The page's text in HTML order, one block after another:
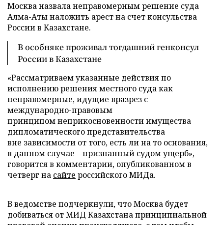
Москва назвала неправомерным решение суда
Алма-Аты наложить арест на счет консульства
России в Казахстане.
В особняке проживал тогдашний генконсул
России в Казахстане
«Рассматриваем указанные действия по
исполнению решения местного суда как
неправомерные, идущие вразрез с
международно-правовым
принципом неприкосновенности имущества
дипломатического представительства
вне зависимости от того, есть ли на то основания,
в данном случае – признанный судом ущерб», –
говорится в комментарии, опубликованном в
четверг на сайте российского МИДа.
В ведомстве подчеркнули, что Москва будет
добиваться от МИД Казахстана принципиальной